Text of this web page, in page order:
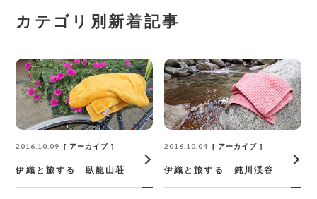
カテゴリ別新着記事
2016.10.09 アーカイブ
伊織と旅する 臥龍山荘
2016.10.04 アーカイブ
伊織と旅する 鈍川渓谷